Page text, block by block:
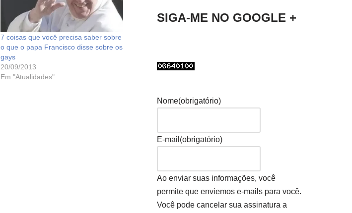
7 coisas que você precisa saber sobre
o que o papa Francisco disse sobre os
gays
20/09/2013
Em "Atualidades"
SIGA-ME NO GOOGLE +
Nome(obrigatório)
E-mail (obrigatório)
Ao enviar suas informações, você
permite que enviemos e-mails para você.
Você pode cancelar sua assinatura a